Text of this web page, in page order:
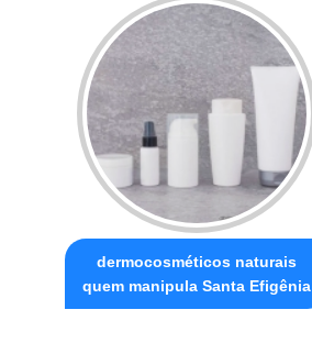
dermocosméticos naturais
quem manipula Santa Efigênia